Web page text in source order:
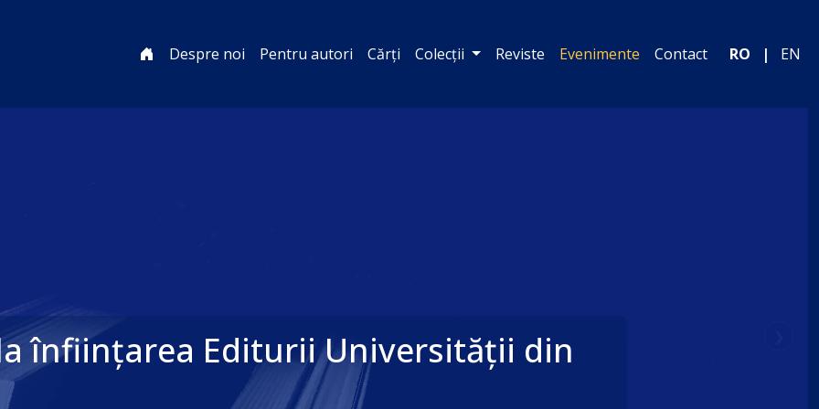
Despre noi Pentru autori Cărți Colecții Reviste Evenimente Contact RO | EN